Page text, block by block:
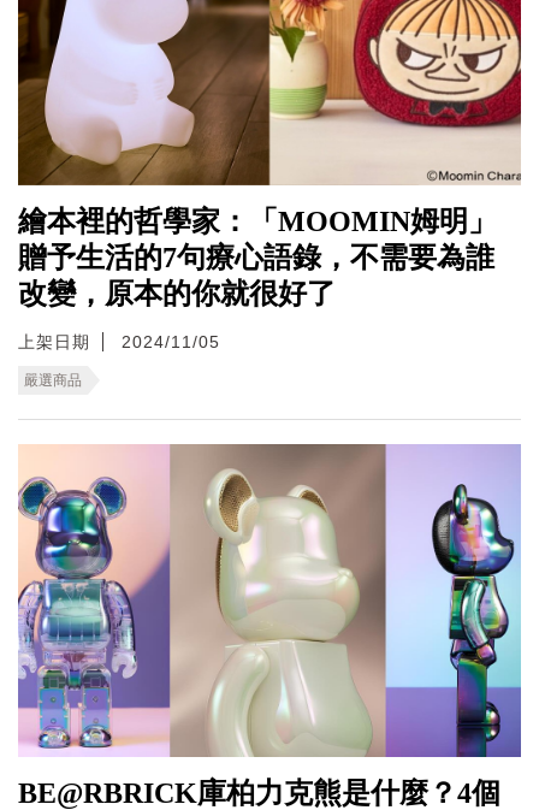
繪本裡的哲學家：「MOOMIN姆明」
贈予生活的7句療心語錄，不需要為誰
改變，原本的你就很好了
上架日期 2024/11/05
嚴選商品
BE@RBRICK庫柏力克熊是什麼？4個